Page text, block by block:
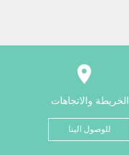
الخريطة والاتجاهات
للوصول الينا